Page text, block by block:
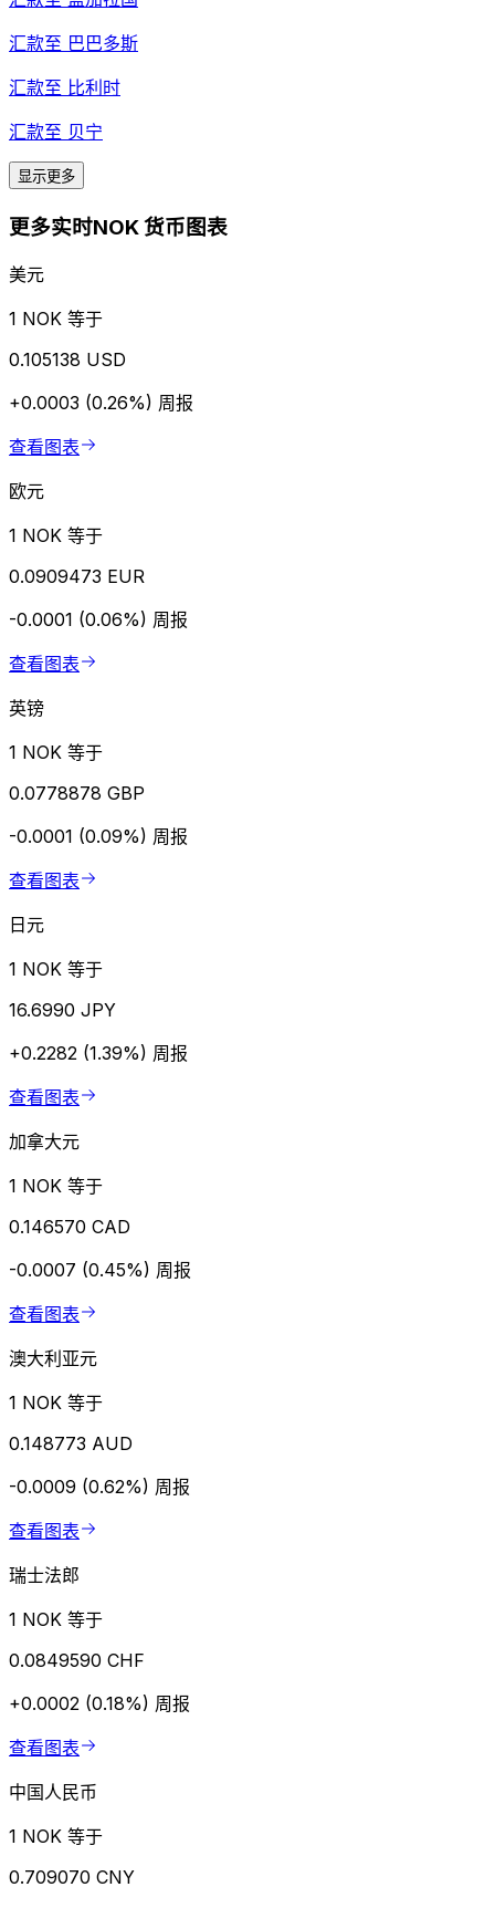
汇款至 巴巴多斯
汇款至 比利时
汇款至 贝宁
显示更多
更多实时NOK 货币图表
美元
1 NOK 等于
0.105138 USD
+0.0003 (0.26%) 周报
查看图表
欧元
1 NOK 等于
0.0909473 EUR
-0.0001 (0.06%) 周报
查看图表
英镑
1 NOK 等于
0.0778878 GBP
-0.0001 (0.09%) 周报
查看图表
日元
1 NOK 等于
16.6990 JPY
+0.2282 (1.39%) 周报
查看图表
加拿大元
1 NOK 等于
0.146570 CAD
-0.0007 (0.45%) 周报
查看图表
澳大利亚元
1 NOK 等于
0.148773 AUD
-0.0009 (0.62%) 周报
查看图表
瑞士法郎
1 NOK 等于
0.0849590 CHF
+0.0002 (0.18%) 周报
查看图表
中国人民币
1 NOK 等于
0.709070 CNY